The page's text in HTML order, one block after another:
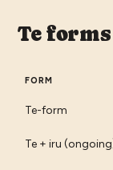
Te forms
FORM
Te-form
Te + iru